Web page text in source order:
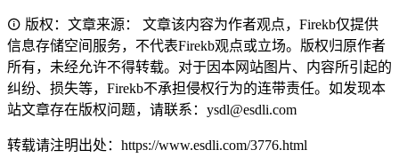
版权：文章来源： 文章该内容为作者观点，Firekb仅提供
信息存储空间服务，不代表Firekb观点或立场。版权归原作者
所有，未经允许不得转载。对于因本网站图片、内容所引起的
纠纷、损失等，Firekb不承担侵权行为的连带责任。如发现本
站文章存在版权问题，请联系：ysdl@esdli.com
转载请注明出处：https://www.esdli.com/3776.html